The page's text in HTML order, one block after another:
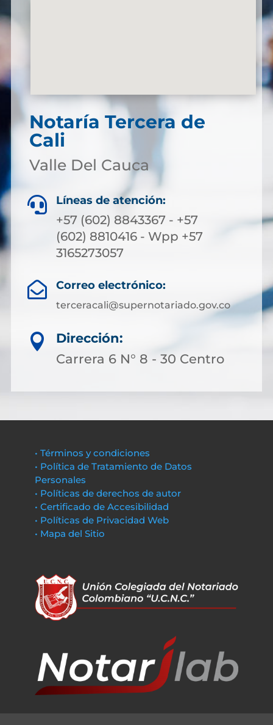
Notaría Tercera de
Cali
Valle Del Cauca
 Líneas de atención:
+57 (602) 8843367 - +57
(602) 8810416 - Wpp +57
3165273057
 Correo electrónico:
terceracali@supernotariado.gov.co

Dirección:
Carrera 6 N° 8 - 30 Centro
• Términos y condiciones
• Política de Tratamiento de Datos
Personales
• Políticas de derechos de autor
• Certificado de Accesibilidad
• Políticas de Privacidad Web
• Mapa del Sitio